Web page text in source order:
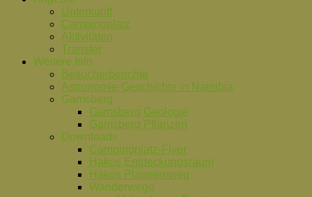
Unterkunft
Campingplatz
Aktivitäten
Transfer
Weitere Info
Besucherberichte
Astronomie-Geschichte in Namibia
Gamsberg
Gamsberg Geologie
Gamsberg Pflanzen
Downloads
Campingplatz-Flyer
Hakos Entdeckungsraum
Hakos Planetenweg
Wanderwege